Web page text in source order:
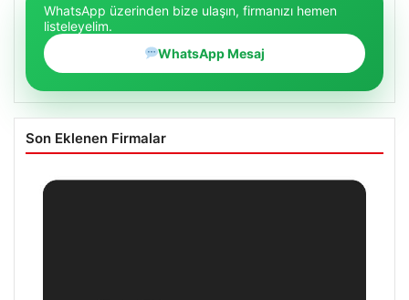
WhatsApp üzerinden bize ulaşın, firmanızı hemen
listeleyelim.
WhatsApp Mesaj
Son Eklenen Firmalar